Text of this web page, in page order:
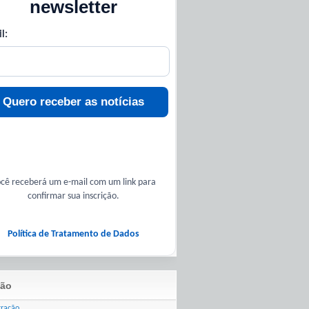
newsletter
Quero receber as notícias
receberá um e-mail com um link para
confirmar sua inscrição.
Política de Tratamento de Dados